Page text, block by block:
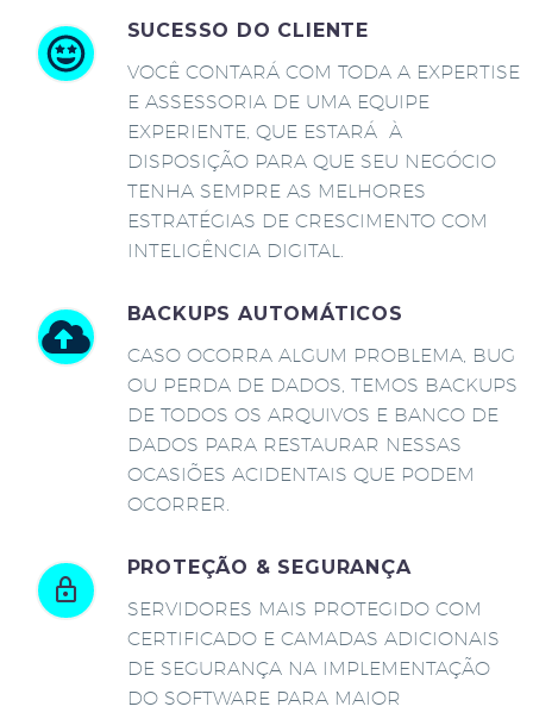
SUCESSO DO CLIENTE
VOCÊ CONTARÁ COM TODA A EXPERTISE
E ASSESSORIA DE UMA EQUIPE
EXPERIENTE, QUE ESTARÁ À
DISPOSIÇÃO PARA QUE SEU NEGÓCIO
TENHA SEMPRE AS MELHORES
ESTRATÉGIAS DE CRESCIMENTO COM
INTELIGÊNCIA DIGITAL.
BACKUPS AUTOMÁTICOS
CASO OCORRA ALGUM PROBLEMA, BUG
OU PERDA DE DADOS, TEMOS BACKUPS
DE TODOS OS ARQUIVOS E BANCO DE
DADOS PARA RESTAURAR NESSAS
OCASIÕES ACIDENTAIS QUE PODEM
OCORRER.
PROTEÇÃO & SEGURANÇA
SERVIDORES MAIS PROTEGIDO COM
CERTIFICADO E CAMADAS ADICIONAIS
DE SEGURANÇA NA IMPLEMENTAÇÃO
DO SOFTWARE PARA MAIOR